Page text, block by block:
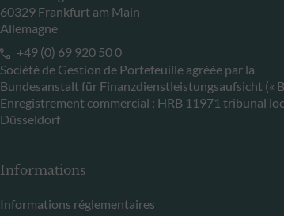
60329 Frankfurt am Main
Allemagne
+49 (0) 69 920 50 0
Société de Gestion de Portefeuille agréée par la
Bundesanstalt für Finanzdienstleistungsaufsicht («
Enregistrement commercial : HRB 11971 tribunal
Düsseldorf
Informations
Informations réglementaires